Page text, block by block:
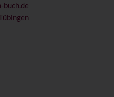
buch.de